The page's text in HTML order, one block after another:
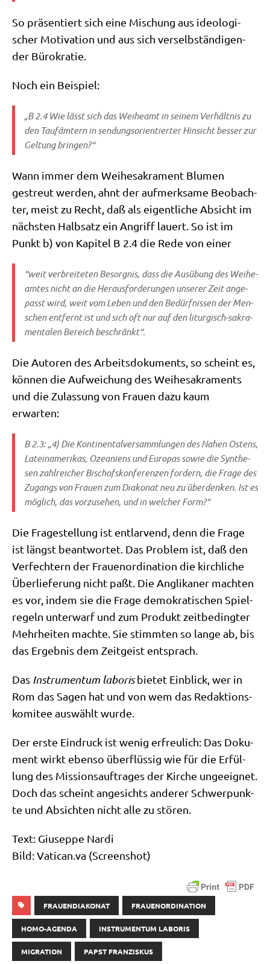
So prä­sen­tiert sich eine Mischung aus ideo­lo­gi­
scher Moti­va­ti­on und aus sich ver­selb­stän­di­gen­
der Bürokratie.
Noch ein Beispiel:
„B 2.4 Wie lässt sich das Wei­he­amt in sei­nem Ver­hält­nis zu
den Tau­fäm­tern in sen­dungs­ori­en­tier­ter Hin­sicht bes­ser zur
Gel­tung bringen?“
Wann immer dem Wei­he­sa­kra­ment Blu­men
gestreut wer­den, ahnt der auf­merk­sa­me Beob­ach­
ter, meist zu Recht, daß als eigent­li­che Absicht im
näch­sten Halb­satz ein Angriff lau­ert. So ist im
Punkt b) von Kapi­tel B 2.4 die Rede von einer
“weit ver­brei­te­ten Besorg­nis, dass die Aus­übung des Wei­he­
am­tes nicht an die Her­aus­for­de­run­gen unse­rer Zeit ange­
passt wird, weit vom Leben und den Bedürf­nis­sen der Men­
schen ent­fernt ist und sich oft nur auf den lit­ur­gisch-sakra­
men­ta­len Bereich beschränkt“.
Die Autoren des Arbeits­do­ku­ments, so scheint es,
kön­nen die Auf­wei­chung des Wei­he­sa­kra­ments
und die Zulas­sung von Frau­en dazu kaum
erwarten:
B 2.3: „4) Die Kon­ti­nen­tal­ver­samm­lun­gen des Nahen Ostens,
Latein­ame­ri­kas, Ozea­ni­ens und Euro­pas sowie die Syn­the­
sen zahl­rei­cher Bischofs­kon­fe­ren­zen for­dern, die Fra­ge des
Zugangs von Frau­en zum Dia­ko­nat neu zu über­den­ken. Ist es
mög­lich, das vor­zu­se­hen, und in wel­cher Form?“
Die Fra­ge­stel­lung ist ent­lar­vend, denn die Fra­ge
ist längst beant­wor­tet. Das Pro­blem ist, daß den
Ver­fech­tern der Frau­en­or­di­na­ti­on die kirch­li­che
Über­lie­fe­rung nicht paßt. Die Angli­ka­ner mach­ten
es vor, indem sie die Fra­ge demo­kra­ti­schen Spiel­
re­geln unter­warf und zum Pro­dukt zeit­be­ding­ter
Mehr­hei­ten mach­te. Sie stimm­ten so lan­ge ab, bis
das Ergeb­nis dem Zeit­geist entsprach.
Das Instru­men­tum labo­risbie­tet Ein­blick, wer in
Rom das Sagen hat und von wem das Redak­ti­ons­
ko­mi­tee aus­wählt wurde.
Der erste Ein­druck ist wenig erfreu­lich: Das Doku­
ment wirkt eben­so über­flüs­sig wie für die Erfül­
lung des Mis­si­ons­auf­tra­ges der Kir­che unge­eig­net.
Doch das scheint ange­sichts ande­rer Schwer­punk­
te und Absich­ten nicht alle zu stören.
Text: Giu­sep­pe Nar­di
Bild: Vati​can​.va (Screen­shot)
FRAUENDIAKONAT FRAUENORDINATION
HOMO-AGENDA INSTRUMENTUM LABORIS
MIGRATION PAPST FRANZISKUS